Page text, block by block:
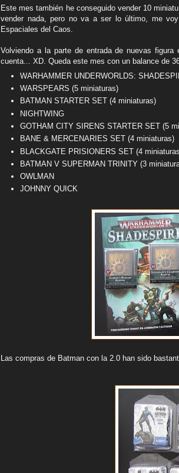
Este mes también he conseguido vender 10
vender nada, pero no va a ser lo último, me
Espaciales del Caos.
Volviendo a la parte de entrada de nuevas
cuenta... XD. Queda este mes con un balance de
WARHAMMER UNDERWORLDS:
WARSPEARS (5 miniaturas)
BATMAN STARTER SET (4 miniaturas)
NIGHTWING
GOTHAM CITY SIRENS STARTER SET (5
BANE & MERCENARIES SET (4 miniaturas)
BLACKGATE PRISIONERS SET (4
BATMAN V SUPERMAN TRINITY (3
OWLMAN
JOHNNY QUICK
Las compras de Batman con la 2.0 han sido